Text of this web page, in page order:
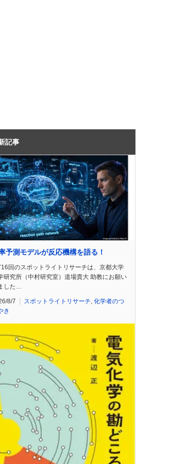
記事
予測モデルが反応機構を語る！
回のスポットライトリサーチは、京都大学
研究所（中村研究室）道場貴大 助教にお願い
した…
8/7 スポットライトリサーチ 化学者のつ
き